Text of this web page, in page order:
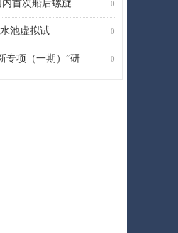
0
七〇二所顺利完成国内首次船后螺旋桨空
0
池虚拟试
0
专项（一期）”研